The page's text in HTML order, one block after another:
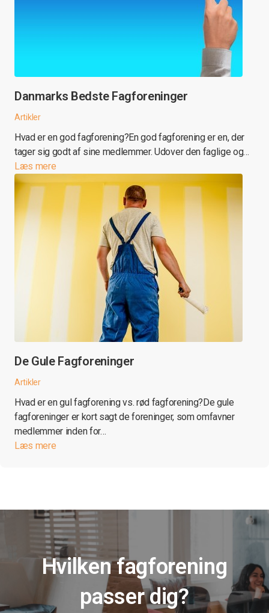
Danmarks Bedste Fagforeninger
Artikler
Hvad er en god fagforening?En god fagforening er en, der
tager sig godt af sine medlemmer. Udover den faglige og…
Læs mere
De Gule Fagforeninger
Artikler
Hvad er en gul fagforening vs. rød fagforening?De gule
fagforeninger er kort sagt de foreninger, som omfavner
medlemmer inden for…
Læs mere
Hvilken fagforening
passer dig?